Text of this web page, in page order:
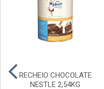
RECHEIO CHOCOLATE
NESTLE 2,54KG